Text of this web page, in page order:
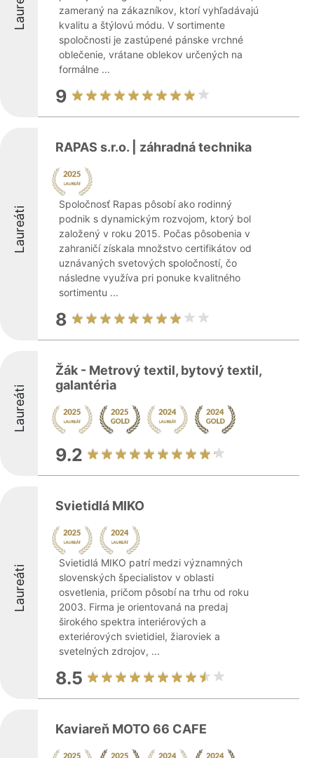
zameraný na zákazníkov, ktorí vyhľadávajú
kvalitu a štýlovú módu. V sortimente
spoločnosti je zastúpené pánske vrchné
oblečenie, vrátane oblekov určených na
formálne ...
9
Laureáti
RAPAS s.r.o. | záhradná technika
Spoločnosť Rapas pôsobí ako rodinný
podnik s dynamickým rozvojom, ktorý bol
založený v roku 2015. Počas pôsobenia v
zahraničí získala množstvo certifikátov od
uznávaných svetových spoločností, čo
následne využíva pri ponuke kvalitného
sortimentu ...
8
Laureáti
Žák - Metrový textil, bytový textil,
galantéria
9.2
Laureáti
Svietidlá MIKO
Svietidlá MIKO patrí medzi významných
slovenských špecialistov v oblasti
osvetlenia, pričom pôsobí na trhu od roku
2003. Firma je orientovaná na predaj
širokého spektra interiérových a
exteriérových svietidiel, žiaroviek a
svetelných zdrojov, ...
8.5
Kaviareň MOTO 66 CAFE